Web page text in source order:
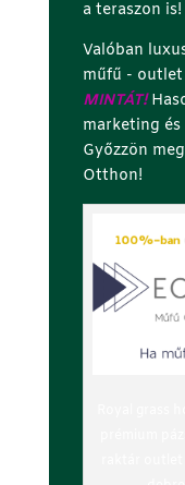
a teraszon is!
Valóban
műfű - outlet
MINTÁT!
marketing
Győzzön
Otthon!